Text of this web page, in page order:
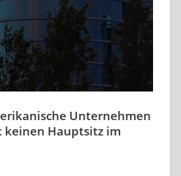
Unternehmen
keinen Hauptsitz im